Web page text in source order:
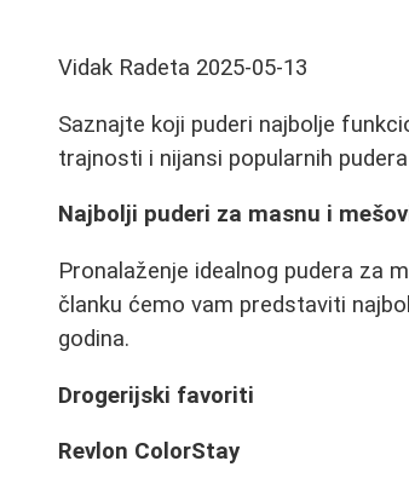
Vidak Radeta 2025-05-13
Saznajte koji puderi najbolje
trajnosti i nijansi popularnih
Najbolji puderi za masnu i
Pronalaženje idealnog pudera za
članku ćemo vam predstaviti
godina.
Drogerijski favoriti
Revlon ColorStay